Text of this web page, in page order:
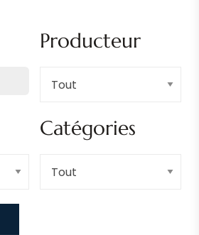
Producteur
Catégories